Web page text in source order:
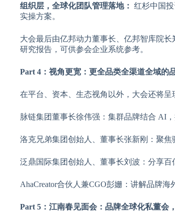
组织层，全球化团队管理落地： 红杉中国
实操方案。
大会最后由亿邦动力董事长、亿邦智库院
研究报告，可供参会企业系统参考。
Part 4：视角更宽：更全品类全渠道全域的
在平台、资本、生态视角以外，大会还将
脉链集团董事长徐伟强：集群品牌结合 AI
洛克兄弟集团创始人、董事长张新刚：聚焦
泛鼎国际集团创始人、董事长刘波：分享百
AhaCreator合伙人兼CGO彭姗：讲解品牌海
Part 5：江南春见面会：品牌全球化私董会